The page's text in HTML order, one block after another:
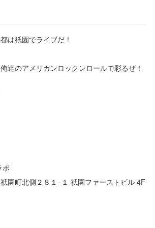
は祇園でライブだ！
達のアメリカンロックンロールで彩るぜ！
ボ
園町北側２８１−１ 祇園ファーストビル 4F